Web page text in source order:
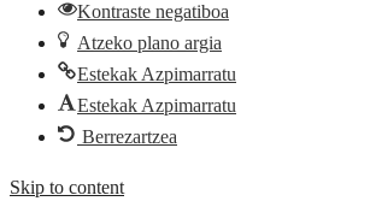
Kontraste negatiboa
Atzeko plano argia
Estekak Azpimarratu
Estekak Azpimarratu
Berrezartzea
Skip to content